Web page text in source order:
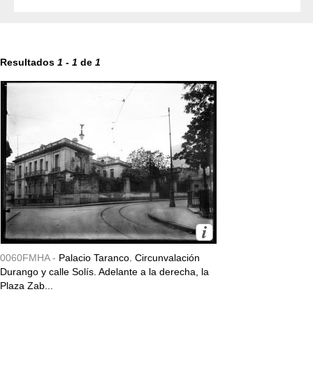
Resultados 1 - 1 de 1
0060FMHA - Palacio Taranco. Circunvalación
Durango y calle Solís. Adelante a la derecha, la
Plaza Zab...